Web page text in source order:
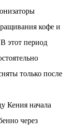
кофе и
этот период
только после
Кения начала
через